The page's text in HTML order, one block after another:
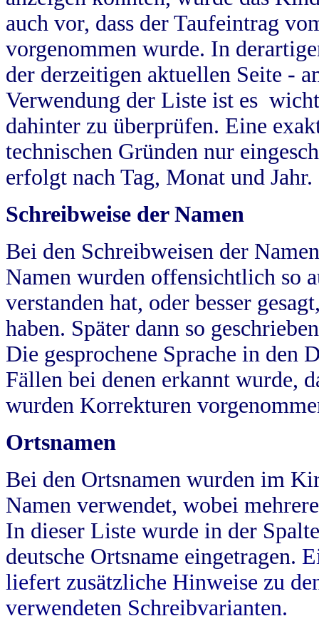
auch vor, dass der Taufeintrag
vorgenommen wurde. In
der derzeitigen aktuellen Seite -
Verwendung der Liste ist es
dahinter zu überprüfen. Eine
technischen Gründen nur
erfolgt nach Tag, Monat und Jahr.
Schreibweise der Namen
Bei den Schreibweisen der
Namen wurden offensichtlich so
verstanden hat, oder besser
haben. Später dann so
Die gesprochene Sprache in
Fällen bei denen erkannt wurde,
wurden Korrekturen
Ortsnamen
Bei den Ortsnamen wurden im
Namen verwendet, wobei
In dieser Liste wurde in der
deutsche Ortsname eingetragen.
liefert zusätzliche Hinweise zu
verwendeten Schreibvarianten.